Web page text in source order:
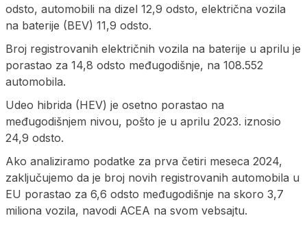
odsto, automobili na dizel 12,9 odsto, električna vozila
na baterije (BEV) 11,9 odsto.
Broj registrovanih električnih vozila na baterije u aprilu je
porastao za 14,8 odsto međugodišnje, na 108.552
automobila.
Udeo hibrida (HEV) je osetno porastao na
međugodišnjem nivou, pošto je u aprilu 2023. iznosio
24,9 odsto.
Ako analiziramo podatke za prva četiri meseca 2024,
zaključujemo da je broj novih registrovanih automobila u
EU porastao za 6,6 odsto međugodišnje na skoro 3,7
miliona vozila, navodi ACEA na svom vebsajtu.